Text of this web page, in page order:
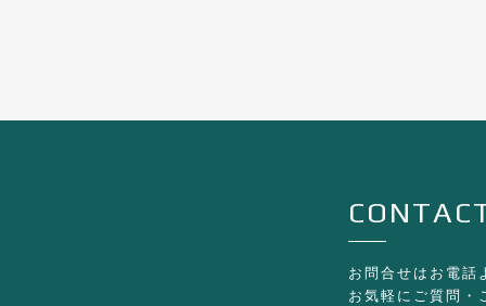
お問合せはお電話
お気軽にご質問・